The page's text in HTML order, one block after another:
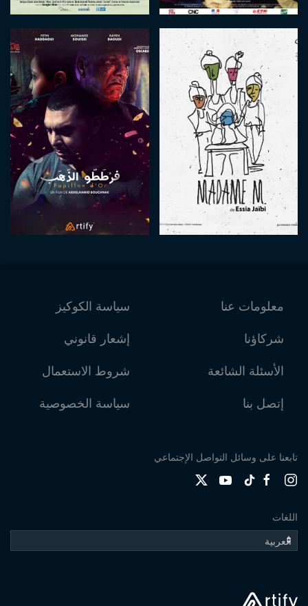
معلومات عنا
شركاؤنا
الأسئلة الشائعة
إتصل بنا
سياسة الكوكيز
إشعار قانوني
شروط الاستعمال
سياسة الخصوصية
تابعنا على وسائل التواصل الإجتماعي
اللغات